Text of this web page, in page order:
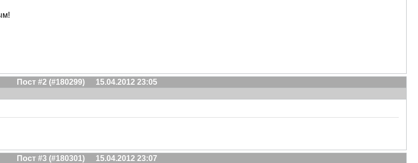
Пост #2 (#180299)
15.04.2012 23:05
Пост #3 (#180301)
15.04.2012 23:07